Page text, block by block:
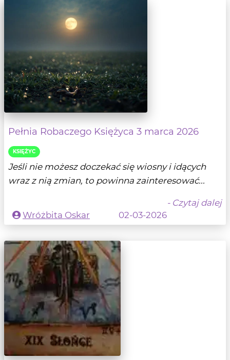
Pełnia Robaczego Księżyca 3 marca 2026
KSIĘŻYC
Jeśli nie możesz doczekać się wiosny i idących
wraz z nią zmian, to powinna zainteresować...
- Czytaj dalej
Wróżbita Oskar
02-03-2026